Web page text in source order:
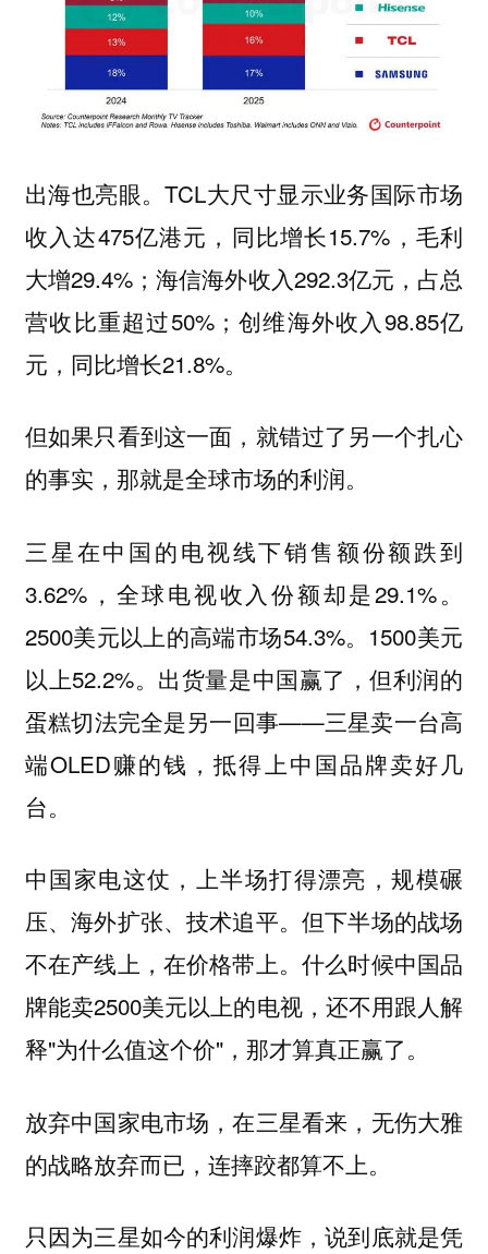
出海也亮眼。TCL大尺寸显示业务国际市场
收入达475亿港元，同比增长15.7%，毛利
大增29.4%；海信海外收入292.3亿元，占总
营收比重超过50%；创维海外收入98.85亿
元，同比增长21.8%。
但如果只看到这一面，就错过了另一个扎心
的事实，那就是全球市场的利润。
三星在中国的电视线下销售额份额跌到
3.62%，全球电视收入份额却是29.1%。
2500美元以上的高端市场54.3%。1500美元
以上52.2%。出货量是中国赢了，但利润的
蛋糕切法完全是另一回事——三星卖一台高
端OLED赚的钱，抵得上中国品牌卖好几
台。
中国家电这仗，上半场打得漂亮，规模碾
压、海外扩张、技术追平。但下半场的战场
不在产线上，在价格带上。什么时候中国品
牌能卖2500美元以上的电视，还不用跟人解
释"为什么值这个价"，那才算真正赢了。
放弃中国家电市场，在三星看来，无伤大雅
的战略放弃而已，连摔跤都算不上。
只因为三星如今的利润爆炸，说到底就是凭